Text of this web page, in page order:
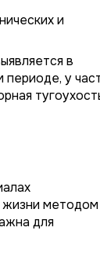
и
в
периоде, у
жизни методом
для